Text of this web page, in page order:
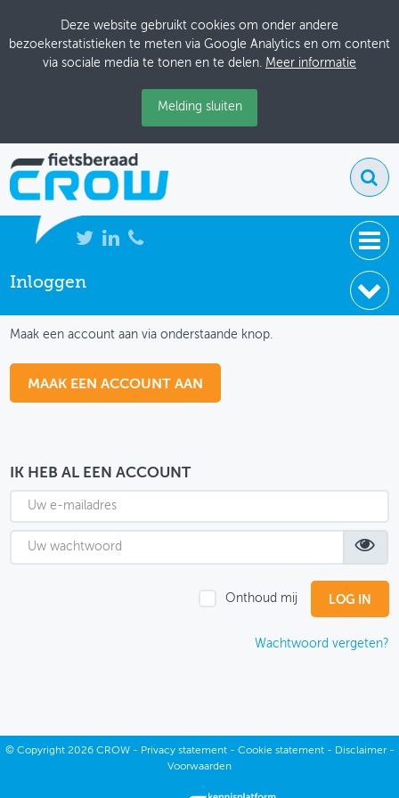
Deze website gebruikt cookies om onder andere
bezoekerstatistieken te meten via Google Analytics en om content
via sociale media te tonen en te delen. Meer informatie
Melding sluiten
NIEUWS
THEMASITES
MIJN PROFIEL
GEBRUIKER
Inloggen
Maak een account aan via onderstaande knop.
MAAK EEN ACCOUNT AAN
IK HEB AL EEN ACCOUNT
Onthoud mij
Wachtwoord vergeten?
© Copyright2026 CROW - Privacy statement- Cookie statement- Disclaimer-
Voorwaarden